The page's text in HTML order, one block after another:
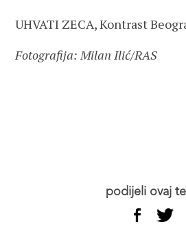
UHVATI ZECA, Kontrast
Fotografija: Milan Ilić/RAS
podijeli ovaj